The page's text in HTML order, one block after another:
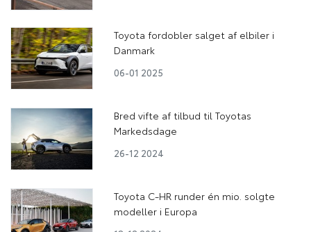
Toyota fordobler salget af elbiler i
Danmark
06-01 2025
Bred vifte af tilbud til Toyotas
Markedsdage
26-12 2024
Toyota C-HR runder én mio. solgte
modeller i Europa